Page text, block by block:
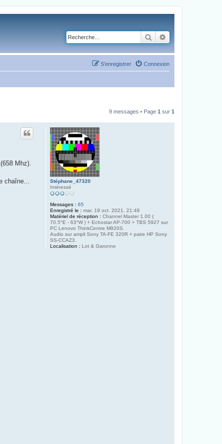
Rechercher
Connexion
S’enregistrer
9 messages • Page 1 sur 1
Stéphane_47320
Intéressé
Messages : 65
Enregistré le : mar. 19 oct. 2021, 21:49
Matériel de réception : Channel Master 1.00 (
70.5°E - 63°W ) + Echostar AP-700 + TBS 5927 sur
PC Lenovo ThinkCentre M920S.
Audio sur ampli Sony TA-FE 320R + paire HP Sony
SS-CCAZ3.
Localisation : Lot & Garonne
Mhz).
chaîne...